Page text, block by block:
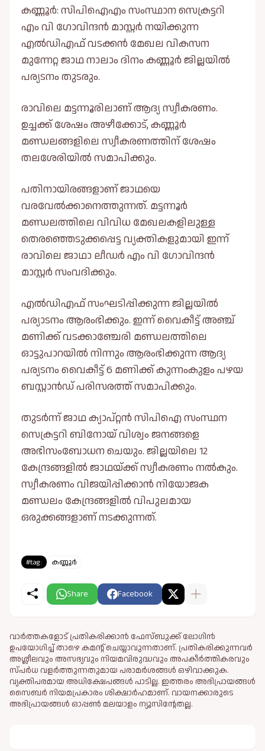
കണ്ണൂർ: സിപിഐഎം സംസ്ഥാന സെക്രട്ടറി
എം വി ഗോവിന്ദൻ മാസ്റ്റർ നയിക്കുന്ന
എല്‍ഡിഎഫ് വടക്കൻ മേഖല വികസന
മുന്നേറ്റ ജാഥ നാലാം ദിനം കണ്ണൂർ ജില്ലയില്‍
പര്യടനം തുടരും.
രാവിലെ മട്ടന്നൂരിലാണ് ആദ്യ സ്വീകരണം.
ഉച്ചക്ക് ശേഷം അഴീക്കോട്, കണ്ണൂർ
മണ്ഡലങ്ങളിലെ സ്വീകരണത്തിന് ശേഷം
തലശേരിയില്‍ സമാപിക്കും.
പതിനായിരങ്ങളാണ് ജാഥയെ
വരവേല്‍ക്കാനെത്തുന്നത്. മട്ടന്നൂർ
മണ്ഡലത്തിലെ വിവിധ മേഖലകളിലുള്ള
തെരഞ്ഞെടുക്കപ്പെട്ട വ്യക്തികളുമായി ഇന്ന്
രാവിലെ ജാഥാ ലീഡർ എം വി ഗോവിന്ദൻ
മാസ്റ്റർ സംവദിക്കും.
എല്‍ഡിഎഫ് സംഘടിപ്പിക്കുന്ന ജില്ലയില്‍
പര്യാടനം ആരംഭിക്കും. ഇന്ന് വൈകീട്ട് അഞ്ച്
മണിക്ക് വടക്കാഞ്ചേരി മണ്ഡലത്തിലെ
ഓട്ടുപാറയില്‍ നിന്നും ആരംഭിക്കുന്ന ആദ്യ
പര്യടനം വൈകീട്ട് 6 മണിക്ക് കുന്നംകുളം പഴയ
ബസ്റ്റാൻഡ് പരിസരത്ത് സമാപിക്കും.
തുടർന്ന് ജാഥ ക്യാപ്റ്റൻ സിപിഐ സംസ്ഥന
സെക്രട്ടറി ബിനോയ് വിശ്വം ജനങ്ങളെ
അഭിസംബോധന ചെയും. ജില്ലയിലെ 12
കേന്ദ്രങ്ങളില്‍ ജാഥയ്ക്ക് സ്വീകരണം നല്‍കും.
സ്വീകരണം വിജയിപ്പിക്കാൻ നിയോജക
മണ്ഡലം കേന്ദ്രങ്ങളില്‍ വിപുലമായ
ഒരുക്കങ്ങളാണ് നടക്കുന്നത്.
#tag: കണ്ണൂർ
Share Facebook
വാർത്തകളോട് പ്രതികരിക്കാൻ ഫേസ്ബുക്ക് ലോഗിൻ
ഉപയോഗിച്ച് താഴെ കമന്റ് ചെയ്യാവുന്നതാണ്. പ്രതികരിക്കുന്നവര്‍
അശ്ലീലവും അസഭ്യവും നിയമവിരുദ്ധവും അപകീര്‍ത്തികരവും
സ്പര്‍ധ വളര്‍ത്തുന്നതുമായ പരാമര്‍ശങ്ങള്‍ ഒഴിവാക്കുക.
വ്യക്തിപരമായ അധിക്ഷേപങ്ങള്‍ പാടില്ല. ഇത്തരം അഭിപ്രായങ്ങള്‍
സൈബര്‍ നിയമപ്രകാരം ശിക്ഷാര്‍ഹമാണ്. വായനക്കാരുടെ
അഭിപ്രായങ്ങള്‍ ഓപ്പൺ മലയാളം ന്യൂസിന്റേതല്ല.